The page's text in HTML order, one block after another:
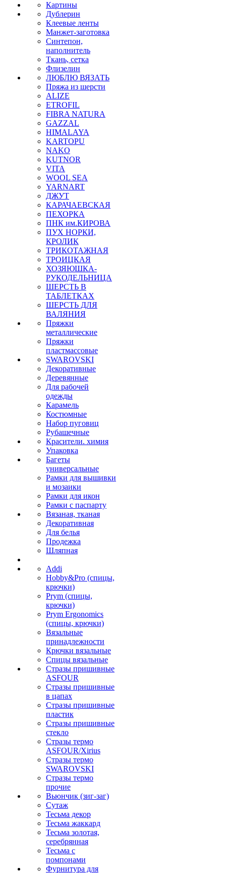
Картины
Дублерин
Клеевые ленты
Манжет-заготовка
Синтепон,
наполнитель
Ткань, сетка
Флизелин
ЛЮБЛЮ ВЯЗАТЬ
Пряжа из шерсти
ALIZE
ETROFIL
FIBRA NATURA
GAZZAL
HIMALAYA
KARTOPU
NAKO
KUTNOR
VITA
WOOL SEA
YARNART
ДЖУТ
КАРАЧАЕВСКАЯ
ПЕХОРКА
ПНК им.КИРОВА
ПУХ НОРКИ,
КРОЛИК
ТРИКОТАЖНАЯ
ТРОИЦКАЯ
ХОЗЯЮШКА-
РУКОДЕЛЬНИЦА
ШЕРСТЬ В
ТАБЛЕТКАХ
ШЕРСТЬ ДЛЯ
ВАЛЯНИЯ
Пряжки
металлические
Пряжки
пластмассовые
SWAROVSKI
Декоративные
Деревянные
Для рабочей
одежды
Карамель
Костюмные
Набор пуговиц
Рубашечные
Красители. химия
Упаковка
Багеты
универсальные
Рамки для вышивки
и мозаики
Рамки для икон
Рамки с паспарту
Вязаная, тканая
Декоративная
Для белья
Продежка
Шляпная
Addi
Hobby&Pro (спицы,
крючки)
Prym (спицы,
крючки)
Prym Ergonomics
(спицы, крючки)
Вязальные
принадлежности
Крючки вязальные
Спицы вязальные
Стразы пришивные
ASFOUR
Стразы пришивные
в цапах
Стразы пришивные
пластик
Стразы пришивные
стекло
Стразы термо
ASFOUR/Xirius
Стразы термо
SWAROVSKI
Стразы термо
прочие
Вьюнчик (зиг-заг)
Сутаж
Тесьма декор
Тесьма жаккард
Тесьма золотая,
серебрянная
Тесьма с
помпонами
Фурнитура для